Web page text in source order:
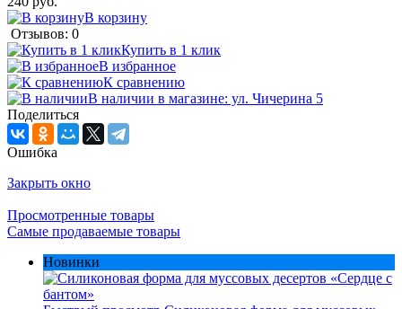
В корзину
Отзывов: 0
Купить в 1 клик
В избранное
К сравнению
В наличии в магазине: ул. Чичерина 5
Поделиться
Ошибка
Закрыть окно
Просмотренные товары
Самые продаваемые товары
Новинки